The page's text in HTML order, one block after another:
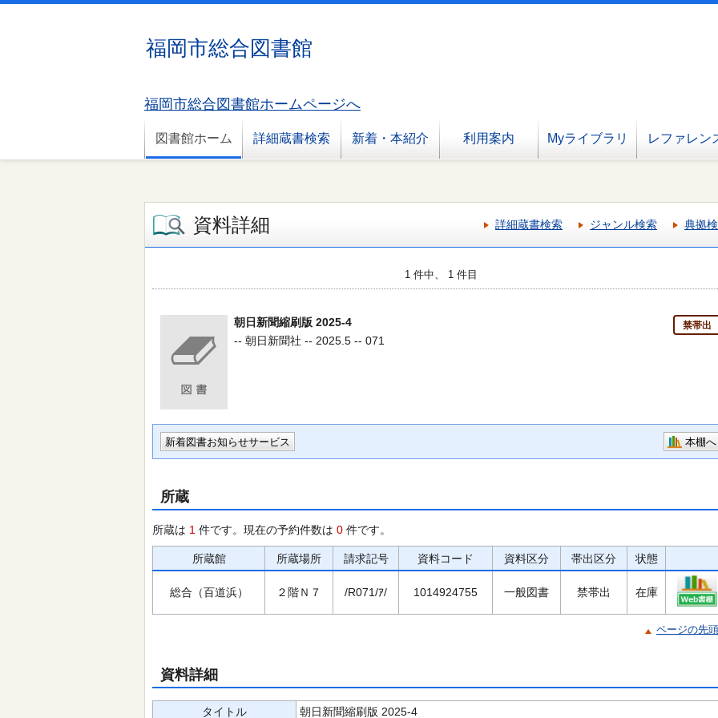
福岡市総合図書館
福岡市総合図書館ホームページへ
図書館ホーム 詳細蔵書検索 新着・本紹介 利用案内 Myライブラリ レファレン
資料詳細 詳細蔵書検索 ジャンル検索 典拠
1 件中、 1 件目
朝日新聞縮刷版 2025-4 禁帯出
-- 朝日新聞社 -- 2025.5 -- 071
新着図書お知らせサービス 本棚へ
所蔵
所蔵は 1 件です。現在の予約件数は 0 件です。
所蔵館 所蔵場所 請求記号 資料コード 資料区分 帯出区分 状態
総合（百道浜） ２階Ｎ７ /R071/ｱ/ 1014924755 一般図書 禁帯出 在庫
ページの先
資料詳細
タイトル 朝日新聞縮刷版 2025-4